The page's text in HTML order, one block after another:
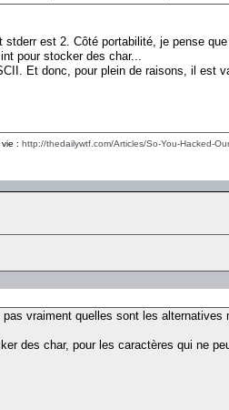
est 2. Côté portabilité, je pense
pour stocker des char...
Et donc, pour plein de raisons, il est
: http://thedailywtf.com/Articles/So-You-Hacked-
vraiment quelles sont les
des char, pour les caractères qui ne